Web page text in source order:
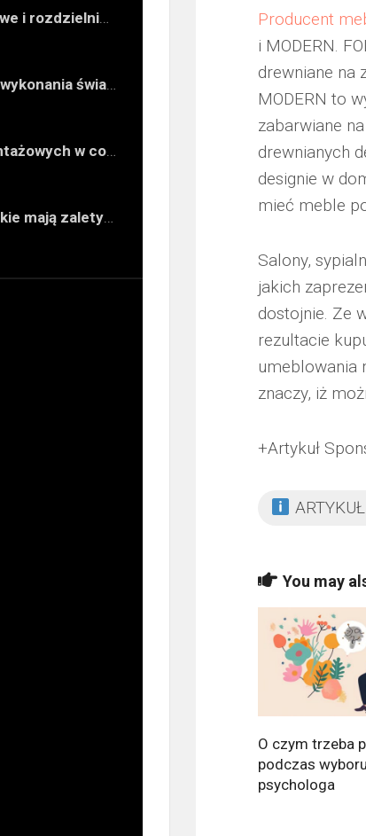
Instalacje przemysłowe i rozdzielnie — jak ocenić wykonawcę do obiektu technicznego
Jak porównać oferty wykonania świadectwa energetycznego bez wpadek
Znaczenie detali montażowych w codziennej pracy technicznej
Podłogi winylowe – jakie mają zalety w porównaniu z drewnianymi
Producent
i MODERN.
drewniane na
MODERN to
zabarwiane
drewnianych
designie w
mieć meble
Salony,
jakich
dostojnie. Ze
rezultacie
umeblowania
znaczy, iż
+Artykuł
You may
O czym trzeba
podczas
psychologa